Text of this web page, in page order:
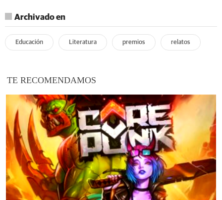
Archivado en
Educación Literatura premios relatos
TE RECOMENDAMOS